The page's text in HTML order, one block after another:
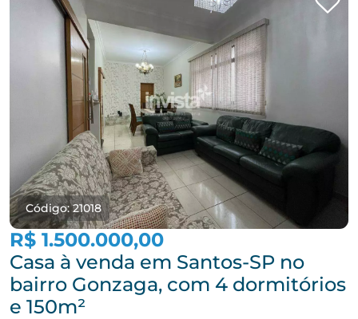
Código: 21018
R$ 1.500.000,00
Casa à venda em Santos-SP no
bairro Gonzaga, com 4 dormitórios
e 150m²